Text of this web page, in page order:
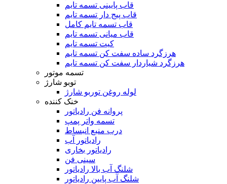
قاب پایینی تسمه تایم
قاب پیج دار تسمه تایم
قاب تسمه تایم کامل
قاب میانی تسمه تایم
کیت تسمه تایم
هرزگرد ساده سفت کن تسمه تایم
هرزگرد شیاردار سفت کن تسمه تایم
تسمه موتور
توبو شارژ
لوله روغن توربو شارژ
خنک کننده
پروانه فن رادیاتور
تسمه واتر پمپ
درب منبع انبساط
رادیاتور آب
رادیاتور بخاری
سینی فن
شلنگ آب بالا رادیاتور
شلنگ آب پایین رادیاتور